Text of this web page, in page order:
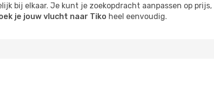
bij elkaar. Je kunt je zoekopdracht aanpassen op
je jouw vlucht naar Tiko heel eenvoudig.